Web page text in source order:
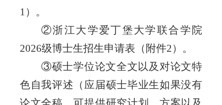
1）。
②浙江大学爱丁堡大学联合学院
2026级博士生招生申请表（附件2）。
③硕士学位论文全文以及对论文特
色自我评述（应届硕士毕业生如果没有